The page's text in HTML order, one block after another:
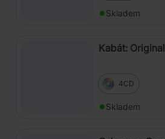
Skladem
Kabát:
4CD
Skladem